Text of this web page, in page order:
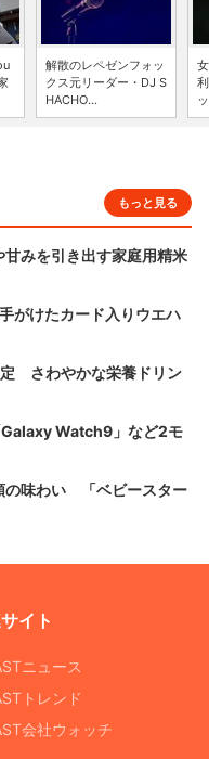
解散のレペゼンフォッ
クス元リーダー・DJ S
HACHO...
もっと見る
みを引き出す家庭用精米
がけたカード入りウエハ
さわやかな栄養ドリン
Watch9」など2モ
の味わい 「ベビースター
イト
ニュース
トレンド
会社ウォッチ